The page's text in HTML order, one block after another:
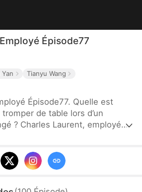
Épisode77
Yan Tianyu Wang
Épisode77. Quelle est
tromper de table lors d’un
? Charles Laurent, employé
une ascension fulgurante :
il gravit les échelons et